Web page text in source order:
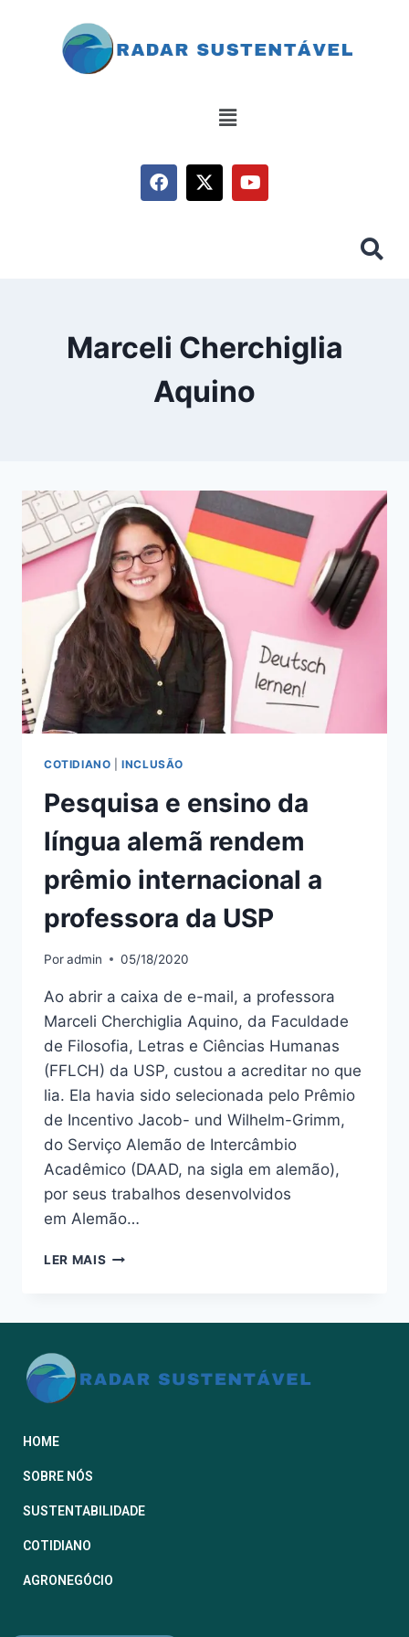
Marceli Cherchiglia
Aquino
COTIDIANO |INCLUSÃO
Pesquisa e ensino da
língua alemã rendem
prêmio internacional a
professora da USP
Poradmin 05/18/2020
Ao abrir a caixa de e-mail, a professora
Marceli Cherchiglia Aquino, da Faculdade
de Filosofia, Letras e Ciências Humanas
(FFLCH) da USP, custou a acreditar no que
lia. Ela havia sido selecionada pelo Prêmio
de Incentivo Jacob- und Wilhelm-Grimm,
do Serviço Alemão de Intercâmbio
Acadêmico (DAAD, na sigla em alemão),
por seus trabalhos desenvolvidos
em Alemão…
LER MAIS
HOME
SOBRE NÓS
SUSTENTABILIDADE
COTIDIANO
AGRONEGÓCIO